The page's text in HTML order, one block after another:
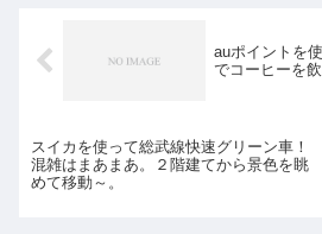
auポイントを
でコーヒーを
スイカを使って総武線快速グリーン車！
混雑はまあまあ。２階建てから景色を眺
めて移動～。